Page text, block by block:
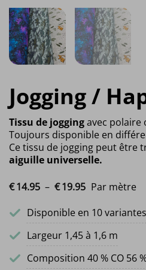
Jogging /
Tissu de joggingavec polaire
Toujours disponible en
Ce tissu de jogging peut être
aiguille universelle.
€14.95 – €19.95 Plage de prix
Par mètre
Disponible en 10 variantes
Largeur 1,45 à 1,6 m
Composition 40 % CO 56